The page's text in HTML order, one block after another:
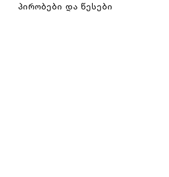
პირობები და წესები